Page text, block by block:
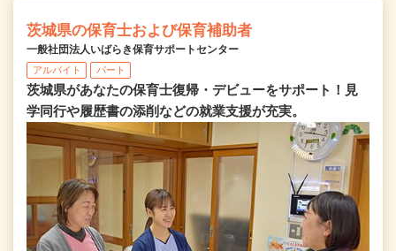
茨城県の保育士および保育補助者
一般社団法人いばらき保育サポートセンター
アルバイト パート
茨城県があなたの保育士復帰・デビューをサポート！見
学同行や履歴書の添削などの就業支援が充実。